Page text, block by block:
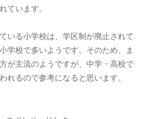
ています。
いる小学校は、学区制が廃止されて
学校で多いようです。そのため、ま
が主流のようですが、中学・高校で
れるので参考になると思います。